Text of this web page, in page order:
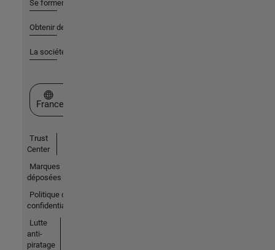
Se former
Obtenir de l'aide
La société
Sélectionner un site web
France
Trust
Center
Marques
déposées
Politique de
confidentialité
Lutte
anti-
piratage